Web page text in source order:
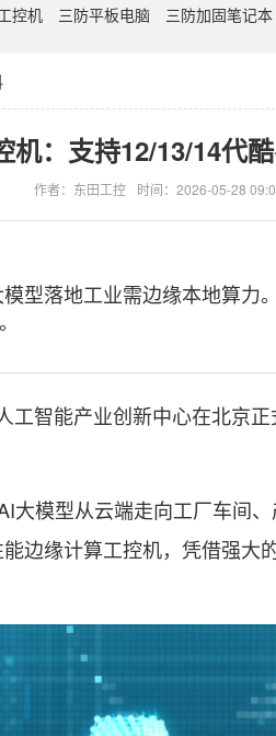
控机 三防平板电脑 三防加固笔记本
机：支持12/13/14代
作者：东田工控 时间：2026-05-28
落地工业需边缘本地算力
能产业创新中心在北京正
模型从云端走向工厂车间、
边缘计算工控机，凭借强大